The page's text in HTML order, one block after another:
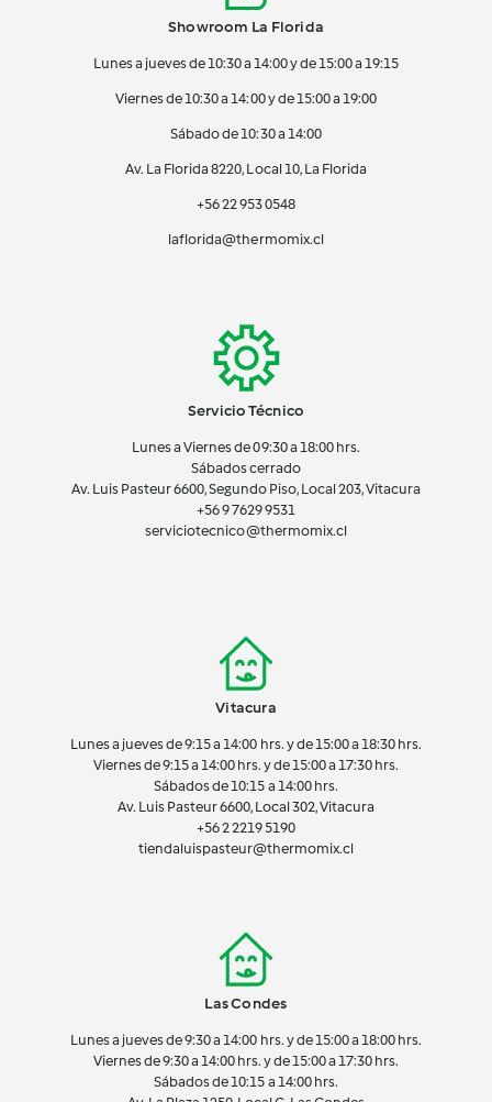
Showroom La Florida
Lunes a jueves de 10:30 a 14:00 y de 15:00 a 19:15
Viernes de 10:30 a 14:00 y de 15:00 a 19:00
Sábado de 10:30 a 14:00
Av. La Florida 8220, Local 10, La Florida
+56 22 953 0548
laflorida@thermomix.cl
Servicio Técnico
Lunes a Viernes de 09:30 a 18:00 hrs.
Sábados cerrado
Av. Luis Pasteur 6600, Segundo Piso, Local 203, Vitacura
+56 9 7629 9531
serviciotecnico@thermomix.cl
Vitacura
Lunes a jueves de 9:15 a 14:00 hrs. y de 15:00 a 18:30 hrs.
Viernes de 9:15 a 14:00 hrs. y de 15:00 a 17:30 hrs.
Sábados de 10:15 a 14:00 hrs.
Av. Luis Pasteur 6600, Local 302, Vitacura
+56 2 2219 5190
tiendaluispasteur@thermomix.cl
Las Condes
Lunes a jueves de 9:30 a 14:00 hrs. y de 15:00 a 18:00 hrs.
Viernes de 9:30 a 14:00 hrs. y de 15:00 a 17:30 hrs.
Sábados de 10:15 a 14:00 hrs.